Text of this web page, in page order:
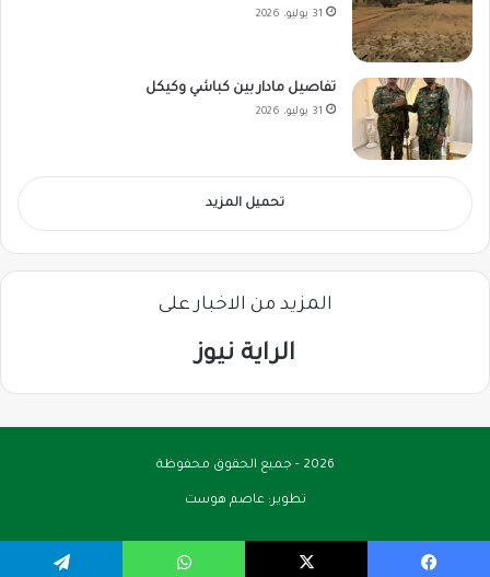
31 يوليو، 2026
تفاصيل مادار بين كباشي وكيكل
31 يوليو، 2026
تحميل المزيد
المزيد من الاخبار على
الراية نيوز
2026 - جميع الحقوق محفوظة
تطوير:عاصم هوست